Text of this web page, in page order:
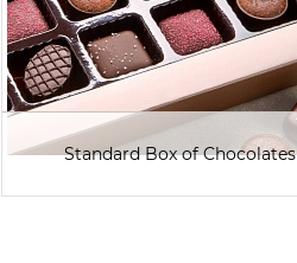
Standard Box of Chocolates